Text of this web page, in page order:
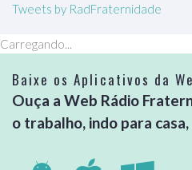
Tweets by RadFraternidade
Carregando...
Baixe os Aplicativos da
Ouça a Web Rádio
o trabalho, indo para casa,